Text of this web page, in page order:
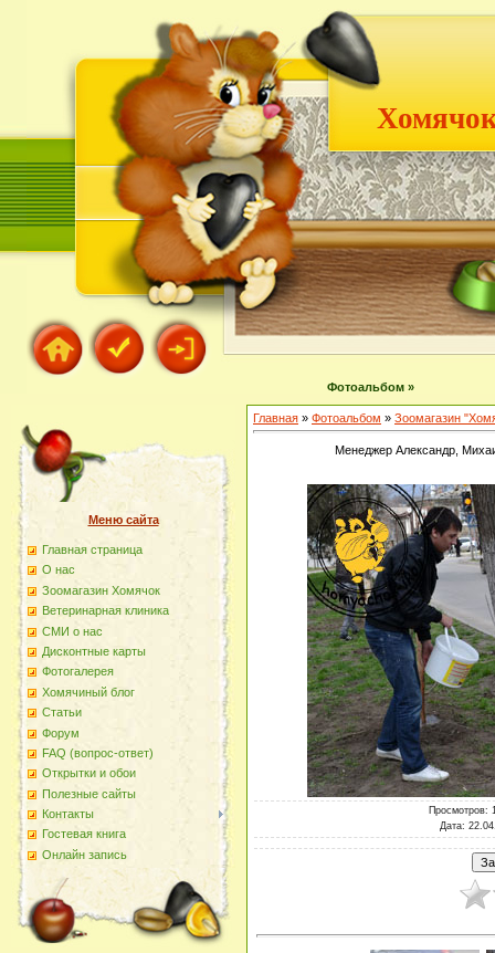
Фотоальбом »
Меню сайта
Главная страница
О наc
Зоомагазин Хомячок
Ветеринарная клиника
СМИ о нас
Дисконтные карты
Фотогалерея
Хомячиный блог
Статьи
Форум
FAQ (вопрос-ответ)
Открытки и обои
Полезные сайты
Контакты
Гостевая книга
Онлайн запись
Главная » Фотоальбом » Зоомагазин
Менеджер Александр,
Просмотров:
Дата: